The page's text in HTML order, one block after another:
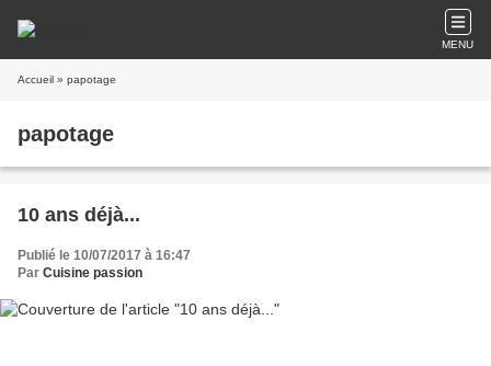
MENU
Accueil » papotage
papotage
10 ans déjà...
Publié le 10/07/2017 à 16:47
Par Cuisine passion